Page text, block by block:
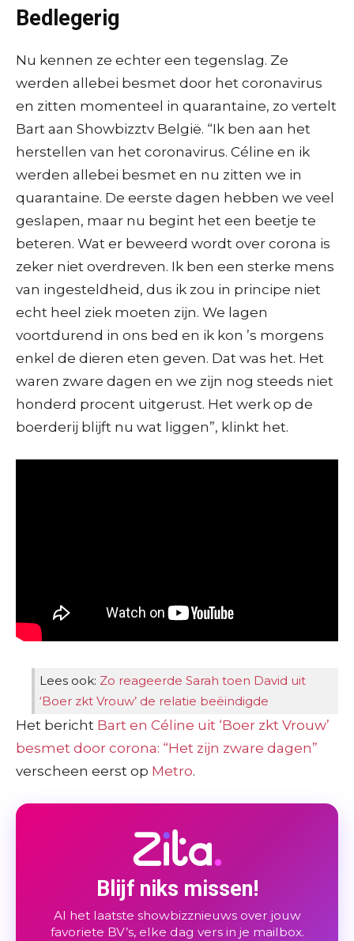
Bedlegerig
Nu kennen ze echter een tegenslag. Ze
werden allebei besmet door het coronavirus
en zitten momenteel in quarantaine, zo vertelt
Bart aan Showbizztv België. “Ik ben aan het
herstellen van het coronavirus. Céline en ik
werden allebei besmet en nu zitten we in
quarantaine. De eerste dagen hebben we veel
geslapen, maar nu begint het een beetje te
beteren. Wat er beweerd wordt over corona is
zeker niet overdreven. Ik ben een sterke mens
van ingesteldheid, dus ik zou in principe niet
echt heel ziek moeten zijn. We lagen
voortdurend in ons bed en ik kon ’s morgens
enkel de dieren eten geven. Dat was het. Het
waren zware dagen en we zijn nog steeds niet
honderd procent uitgerust. Het werk op de
boerderij blijft nu wat liggen”, klinkt het.
Lees ook: Zo reageerde Sarah toen David uit
‘Boer zkt Vrouw’ de relatie beëindigde
Het bericht Bart en Céline uit ‘Boer zkt Vrouw’
besmet door corona: “Het zijn zware dagen”
verscheen eerst op Metro.
Blijf niks missen!
Al het laatste showbizznieuws over jouw
favoriete BV’s, elke dag vers in je mailbox.